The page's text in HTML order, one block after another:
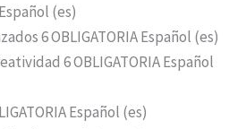
(es)
6 OBLIGATORIA Español (es)
6 OBLIGATORIA Español
Español (es)